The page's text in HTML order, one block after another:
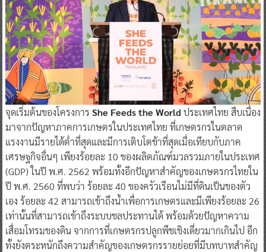
จุดเริ่มต้นของโครงการ She Feeds the World ประเทศไทย สืบเนื่อง
มาจากปัญหาภาคการเกษตรในประเทศไทย ที่เกษตรกรในตลาด
แรงงานมีรายได้ต่ำที่สุดและมีการเติบโตช้าที่สุดเมื่อเทียบกับภาค
เศรษฐกิจอื่นๆ เพียงร้อยละ 10 ของผลิตภัณฑ์มวลรวมภายในประเทศ
(GDP) ในปี พ.ศ. 2562 พร้อมทั้งอีกปัญหาสำคัญของเกษตรกรไทยใน
ปี พ.ศ. 2560 ที่พบว่า ร้อยละ 40 ของครัวเรือนไม่มีที่ดินเป็นของตัว
เอง ร้อยละ 42 สามารถเข้าถึงน้ำเพื่อการเกษตรและมีเพียงร้อยละ 26
เท่านั้นที่สามารถเข้าถึงระบบชลประทานได้ พร้อมด้วยปัญหาความ
เสื่อมโทรมของดิน จากการที่เกษตรกรปลูกพืชเชิงเดี่ยวมากเกินไป อีก
ทั้งยังตระหนักถึงความสำคัญของเกษตรกรรายย่อยที่มีบทบาทสำคัญ